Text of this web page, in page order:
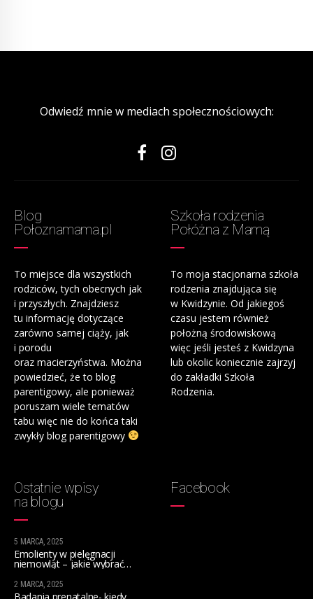
Odwiedź mnie w mediach społecznościowych:
Blog
Połoznamama.pl
To miejsce dla wszystkich
rodziców, tych obecnych jak
i przyszłych. Znajdziesz
tu informację dotyczące
zarówno samej ciąży, jak
i porodu
oraz macierzyństwa. Można
powiedzieć, że to blog
parentigowy, ale ponieważ
poruszam wiele tematów
tabu więc nie do końca taki
zwykły blog parentigowy
Szkoła rodzenia
Połóżna z Mamą
To moja stacjonarna szkoła
rodzenia znajdująca się
w Kwidzynie. Od jakiegoś
czasu jestem również
położną środowiskową
więc jeśli jesteś z Kwidzyna
lub okolic koniecznie zajrzyj
do zakładki Szkoła
Rodzenia.
Ostatnie wpisy
na blogu
5 MARCA, 2025
Emolienty w pielęgnacji
niemowląt – jakie wybrać
na początek?
2 MARCA, 2025
Facebook